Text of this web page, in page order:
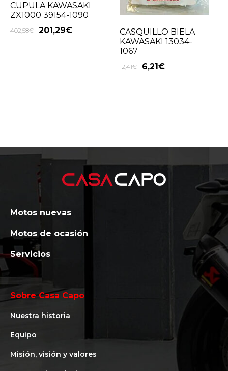
CUPULA KAWASAKI
ZX1000 39154-1090
402,58€ 201,29€
CASQUILLO BIELA
KAWASAKI 13034-
1067
12,41€ 6,21€
Motos nuevas
Motos de ocasión
Servicios
Sobre Casa Capo
Nuestra historia
Equipo
Misión, visión y valores